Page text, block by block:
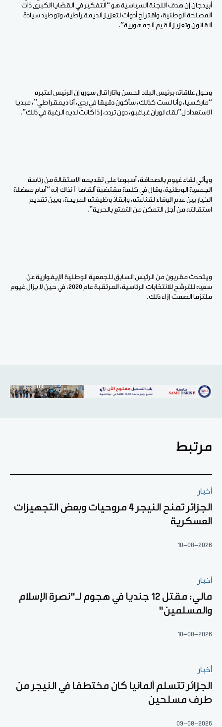
أبيدجان إن هدف اللجنة السياسية هو “التفكير في القضايا الكبرى ذات
المصلحة الوطنية، واقتراح أدوات لتعزيز الديمقراطية، وتوطيد سيادة
القانون وتعزيز القيم الجمهورية”.
وحول علاقاته برئيس البلاد الحسن واتارا قال سورو إن الرئيس اعتبره
“ماركسيا، وأنا لست كذلك، سأكون دقيقا في ردي، أنا ديمقراطي”، مبديا
الاستعداد ل”لقاء لوران غباغبو، دون تردد، إ ذا كانت لديه الرغبة في ذلك”.
ويأتي لقاء غيوم بالصحافة، أسبوعا على تقديمه الاستقالة من رئاسة
الجمعية الوطنية، وقال في كلمة مقتضبة ألقاها ٱنذاك إنه “أمام معضلة
الخيار بين عدم الوفاء لقناعته، وإنقاذ وظيفته المريحة، وبين تقديم
استقالته من أجل التمكن من التمتع بالحرية”.
ويتحدث مقربون من الرئيس السابق للجمعية الوطنية الإيفوارية عن
سعيه للترشح للانتخابات الرئاسية، المرتقبة عام 2020، في حين لا يزال غيوم
ملتزما الصمت إزاء ذلك.
مرتبط
أخبار
الجزائر تمنح النيجر 4 مروحيات وبعض التجهيزات
العسكرية
10-08-2026
أخبار
مالي: مقتل 12 جنديا في هجوم لـ"نصرة الإسلام
والمسلمين"
10-08-2026
أخبار
الجزائر تتسلم ألمانيا كان مختطفا في النيجر من
طرف مسلحين
09-08-2026